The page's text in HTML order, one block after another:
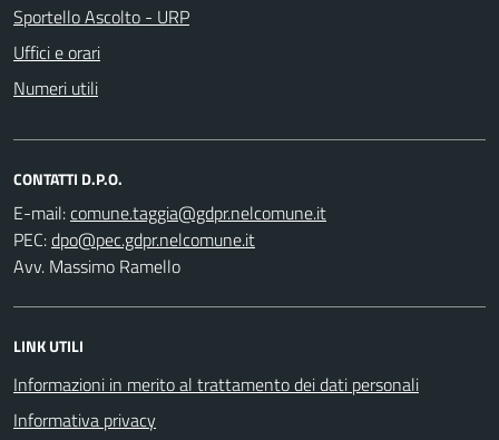
Sportello Ascolto - URP
Uffici e orari
Numeri utili
CONTATTI D.P.O.
E-mail:
PEC:
Avv. Massimo Ramello
LINK UTILI
Informazioni in merito al trattamento dei dati personali
Informativa privacy